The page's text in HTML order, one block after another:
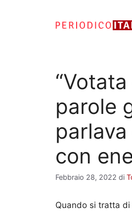
parole
con
Febbraio 28, 2022 di
Quando si tratta di